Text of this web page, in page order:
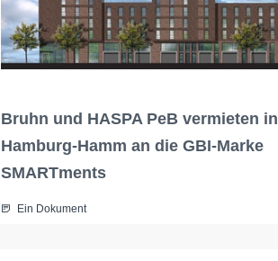
Bruhn und HASPA PeB vermieten in
Hamburg-Hamm an die GBI-Marke
SMARTments
Ein Dokument